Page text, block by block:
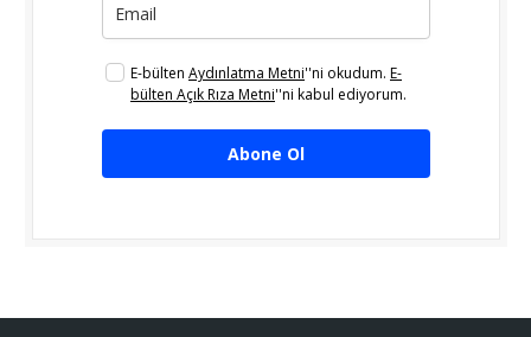
E-bülten Aydınlatma Metni''ni okudum. E-
bülten Açık Rıza Metni''ni kabul ediyorum.
Abone Ol